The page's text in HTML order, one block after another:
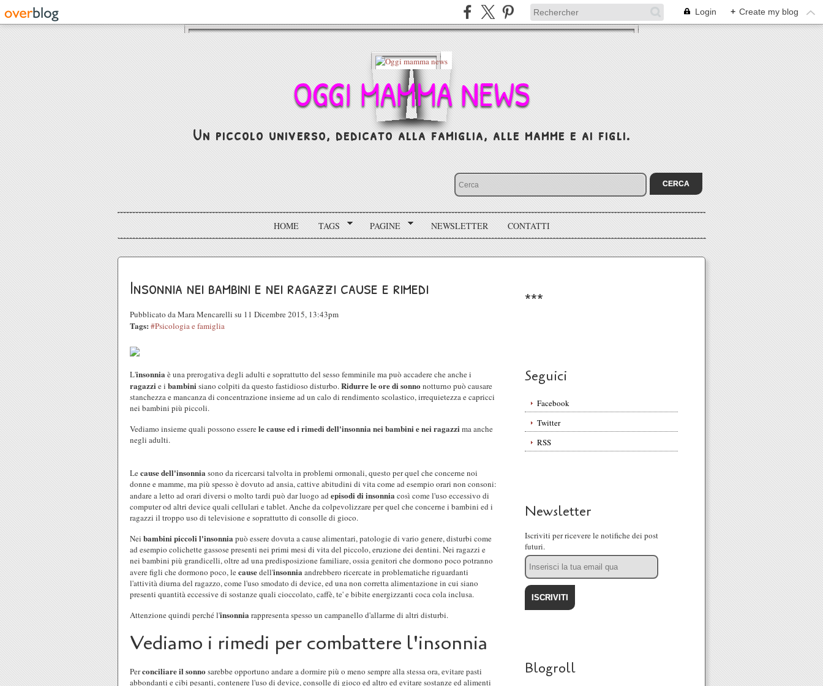
Login + Create my blog
OGGI MAMMA NEWS
Un piccolo universo, dedicato alla famiglia, alle mamme e ai figli.
HOME TAGS PAGINE NEWSLETTER CONTATTI
Insonnia nei bambini e nei ragazzi cause e rimedi
Pubblicato da Mara Mencarelli su 11 Dicembre 2015, 13:43pm
Tags: #Psicologia e famiglia
L'insonnia è una prerogativa degli adulti e soprattutto del sesso femminile ma può accadere che anche i
ragazzie i bambinisiano colpiti da questo fastidioso disturbo.Ridurre le ore di sonno notturno può causare
stanchezza e mancanza di concentrazione insieme ad un calo di rendimento scolastico, irrequietezza e capricci
nei bambini più piccoli.
Vediamo insieme quali possono esserele cause ed i rimedi dell'insonnia nei bambini e nei ragazzima anche
negli adulti.
Lecause dell'insonnia sono da ricercarsi talvolta in problemi ormonali, questo per quel che concerne noi
donne e mamme, ma più spesso è dovuto ad ansia, cattive abitudini di vita come ad esempio orari non consoni:
andare a letto ad orari diversi o molto tardi può dar luogo ad episodi di insonnia così come l'uso eccessivo di
computer od altri device quali cellulari e tablet. Anche da colpevolizzare per quel che concerne i bambini ed i
ragazzi il troppo uso di televisione e soprattutto di consolle di gioco.
Nei bambini piccoli l'insonnia può essere dovuta a cause alimentari, patologie di vario genere, disturbi come
ad esempio colichette gassose presenti nei primi mesi di vita del piccolo, eruzione dei dentini. Nei ragazzi e
nei bambini più grandicelli, oltre ad una predisposizione familiare, ossia genitori che dormono poco potranno
avere figli che dormono poco, lecausedell'insonnia andrebbero ricercate in problematiche riguardanti
l'attività diurna del ragazzo, come l'uso smodato di device, ed una non corretta alimentazione in cui siano
presenti quantità eccessive di sostanze quali cioccolato, caffè, te' e bibite energizzanti coca cola inclusa.
Attenzione quindi perché l'insonnia rappresenta spesso un campanello d'allarme di altri disturbi.
Vediamo i rimedi per combattere l'insonnia
Perconciliare il sonno sarebbe opportuno andare a dormire più o meno sempre alla stessa ora, evitare pasti
abbondanti e cibi pesanti, contenere l'uso di device, consolle di gioco ed altro ed evitare sostanze ed alimenti
***
Seguici
Facebook
Twitter
RSS
Newsletter
Iscriviti per ricevere le notifiche dei post
futuri.
Email
Blogroll